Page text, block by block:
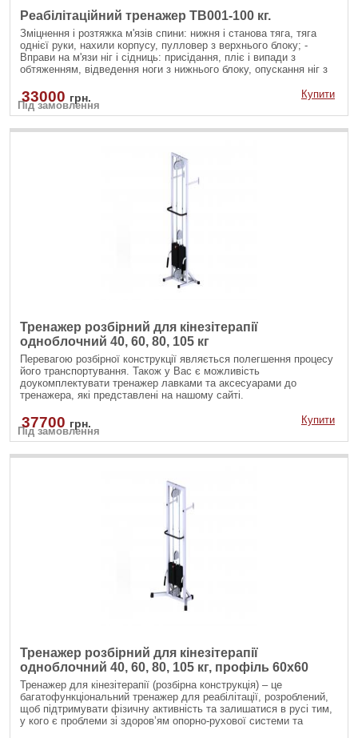
Реабілітаційний тренажер ТВ001-100 кг.
Зміцнення і розтяжка м'язів спини: нижня і станова тяга, тяга
однієї руки, нахили корпусу, пулловер з верхнього блоку; -
Вправи на м'язи ніг і сідниць: присідання, пліє і випади з
обтяженням, відведення ноги з нижнього блоку, опускання ніг з
різними хватами, розгинання рук на трицепс з різноманітними
рукоятями; - Зміцнення м'язів черевного преса: скручування на
прес, бічні нахили убік на косі м'язи як з верхнього так і з
нижнього блоку.
Під замовлення
33000 грн. Купити
Тренажер розбірний для кінезітерапії
одноблочний 40, 60, 80, 105 кг
Перевагою розбірної конструкції являється полегшення процесу
його транспортування. Також у Вас є можливість
доукомплектувати тренажер лавками та аксесуарами до
тренажера, які представлені на нашому сайті.
Під замовлення
37700 грн. Купити
Тренажер розбірний для кінезітерапії
одноблочний 40, 60, 80, 105 кг, профіль 60х60
Тренажер для кінезітерапії (розбірна конструкція) – це
багатофункціональний тренажер для реабілітації, розроблений,
щоб підтримувати фізичну активність та залишатися в русі тим,
у кого є проблеми зі здоров’ям опорно-рухової системи та